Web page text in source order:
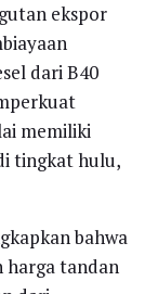
ekspor
dari B40
memiliki
tingkat hulu,
bahwa
harga tandan